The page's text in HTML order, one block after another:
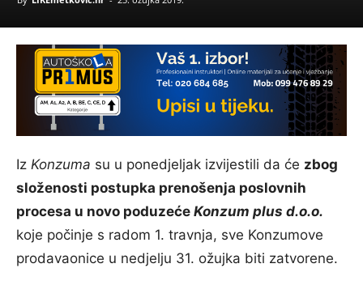
Iz Konzuma su u ponedjeljak izvijestili da će zbog
složenosti postupka prenošenja poslovnih
procesa u novo poduzeće Konzum plus d.o.o.
koje počinje s radom 1. travnja, sve Konzumove
prodavaonice u nedjelju 31. ožujka biti zatvorene.